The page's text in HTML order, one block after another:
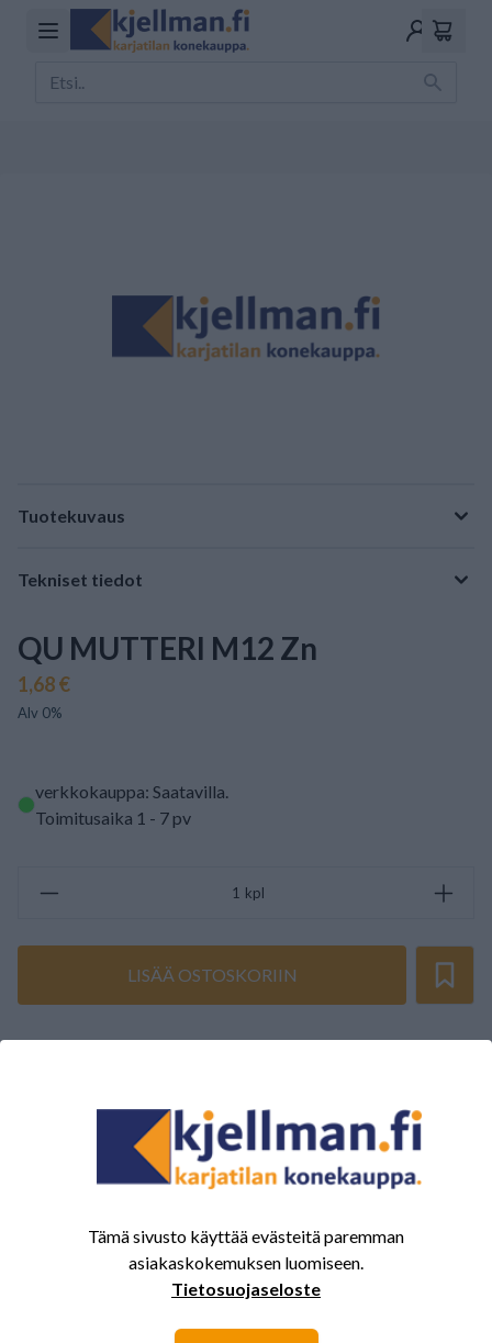
Tuotekuvaus
Tekniset tiedot
QU MUTTERI M12 Zn
1,68 €
Alv 0%
verkkokauppa: Saatavilla.
Toimitusaika 1 - 7 pv
kpl
LISÄÄ OSTOSKORIIN
Tämä sivusto käyttää evästeitä paremman
asiakaskokemuksen luomiseen.
Tietosuojaseloste